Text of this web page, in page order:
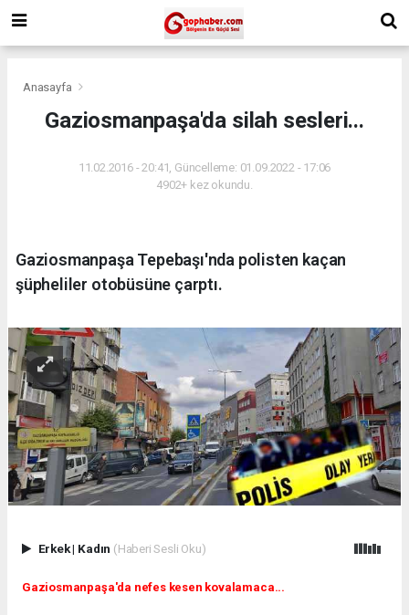
Anasayfa
Gaziosmanpaşa'da silah sesleri...
11.02.2016 - 20:41, Güncelleme: 01.09.2022 - 17:06
4902+ kez okundu.
Gaziosmanpaşa Tepebaşı'nda polisten kaçan
şüpheliler otobüsüne çarptı.
Erkek| Kadın (Haberi Sesli Oku)
Gaziosmanpaşa'da nefes kesen kovalamaca...